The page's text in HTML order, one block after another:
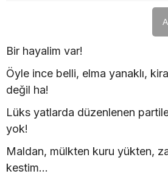
Bir hayalim var!
Öyle ince belli, elma yanaklı,
değil ha!
Lüks yatlarda düzenlenen
yok!
Maldan, mülkten kuru yükten,
kestim...